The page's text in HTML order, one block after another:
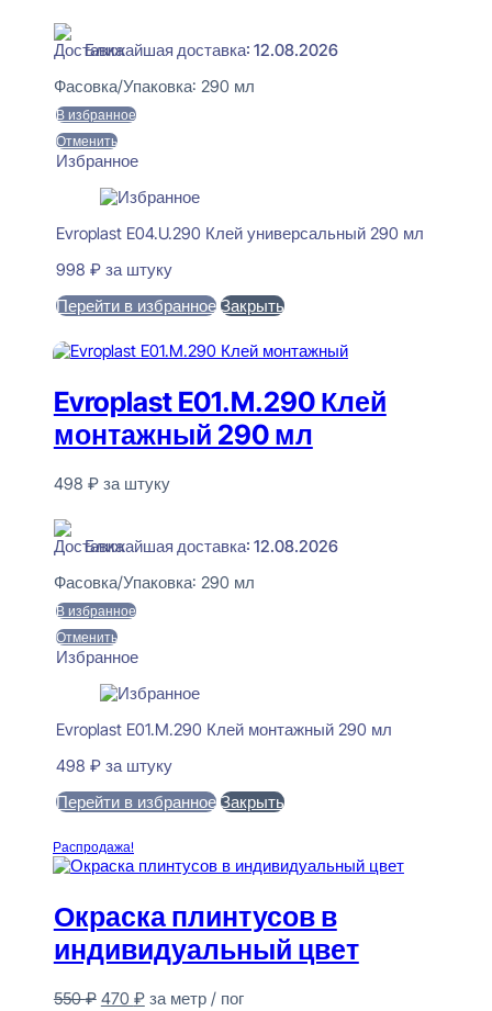
Ближайшая доставка: 12.08.2026
Фасовка/Упаковка: 290 мл
В избранное
Отменить
Избранное
Evroplast E04.U.290 Клей универсальный 290 мл
998 ₽ за штуку
Перейти в избранное Закрыть
Evroplast E01.M.290 Клей
монтажный 290 мл
498 ₽ за штуку
Ближайшая доставка: 12.08.2026
Фасовка/Упаковка: 290 мл
В избранное
Отменить
Избранное
Evroplast E01.M.290 Клей монтажный 290 мл
498 ₽ за штуку
Перейти в избранное Закрыть
Распродажа!
Окраска плинтусов в
индивидуальный цвет
550₽ Первоначальная
470 ₽Текущая
за метр / пог